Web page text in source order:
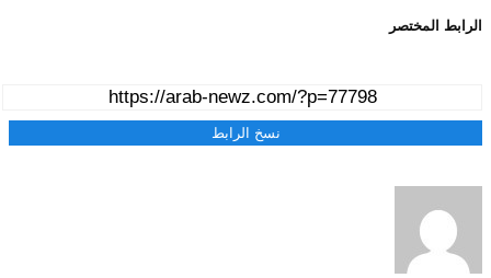
الرابط المختصر
نسخ الرابط